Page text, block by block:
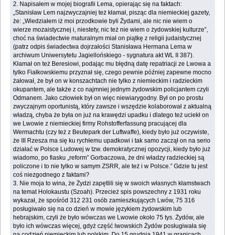
‎2. Napisałem w mojej biografii Lema, opierając się na faktach:‎
‎„Stanisław Lem najzwyczajniej też kłamał, pisząc dla niemieckiej gazety,
że: „Wiedziałem iż ‎moi przodkowie byli Żydami, ale nic nie wiem o
wierze mozaistycznej i, niestety, nic też nie ‎wiem o żydowskiej kulturze”,
choć na świadectwie maturalnym miał on piątkę z religii ‎judaistycznej
(patrz odpis świadectwa dojrzałości Stanisława Hermana Lema w
archiwum ‎Uniwersytetu Jagiellońskiego - sygnatura akt WL II 387).
Kłamał on też Beresiowi, podając mu ‎błędną datę repatriacji ze Lwowa a
tylko Fiałkowskiemu przyznał się, czego pewnie później ‎zapewne mocno
żałował, że był on w konszachtach nie tylko z niemieckim i radzieckim
‎okupantem, ale także z co najmniej jednym żydowskim policjantem czyli
Odmanem. Jako ‎człowiek był on więc niewiarygodny. Był on po prostu
zwyczajnym oportunistą, który zawsze i ‎wszędzie kolaborował z aktualną
władzą, chyba że była on już na krawędzi upadku i dlatego też ‎uciekł on
we Lwowie z niemieckiej firmy Rohstofferfassung pracującej dla
Wermachtu (czy też ‎z Beutepark der Luftwaffe), kiedy było już oczywiste,
że III Rzesza ma się ku rychłemu ‎upadkowi i tak samo zaczął on na serio
działać w Polsce Ludowej w tzw. demokratycznej ‎opozycji, kiedy było już
wiadomo, po fiasku „reform” Gorbaczowa, że dni władzy radzieckiej ‎są
policzone i to nie tylko w samym ZSRR, ale też i w Polsce.” Gdzie tu jest
coś niezgodnego z ‎faktami?‎
3. Nie moja to wina, że Żydzi zapętlili się w swoich własnych kłamstwach
na temat ‎Holokaustu (Szoah). Przecież spis powszechny z 1931 roku
wykazał, że spośród 312 231 osób ‎zamieszkujących Lwów, 75 316
posługiwało się na co dzień w mowie językiem żydowskim lub
‎hebrajskim, czyli że było wówczas we Lwowie około 75 tys. Żydów, ale
było ich wówczas ‎więcej, gdyż część lwowskich Żydów posługiwała się